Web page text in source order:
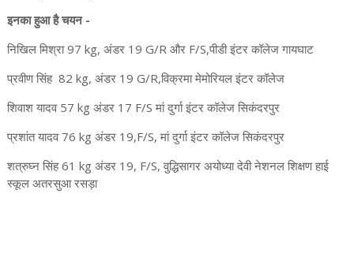
इनका हुआ है चयन -
निखिल मिश्रा 97 kg, अंडर 19 G/R और F/S,पीडी इंटर कॉलेज गायघाट
प्रवीण सिंह 82 kg, अंडर 19 G/R,विक्रमा मेमोरियल इंटर कॉलेज
शिवाश यादव 57 kg अंडर 17 F/S मां दुर्गा इंटर कॉलेज सिकंदरपुर
प्रशांत यादव 76 kg अंडर 19,F/S, मां दुर्गा इंटर कॉलेज सिकंदरपुर
शत्रुघ्न सिंह 61 kg अंडर 19, F/S, वुद्धिसागर अयोध्या देवी नेशनल शिक्षण हाई
स्कूल अतरसुआ रसड़ा